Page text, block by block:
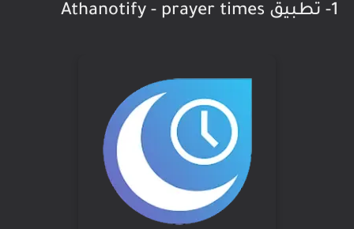
1- تطبيق Athanotify - prayer times